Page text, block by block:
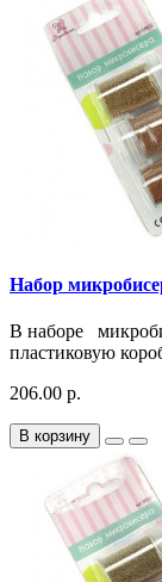
Набор
В наборе
пластиковую
206.00 р.
В корзину